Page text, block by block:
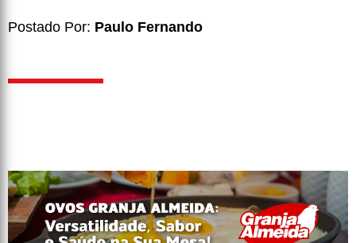
Postado Por: Paulo Fernando